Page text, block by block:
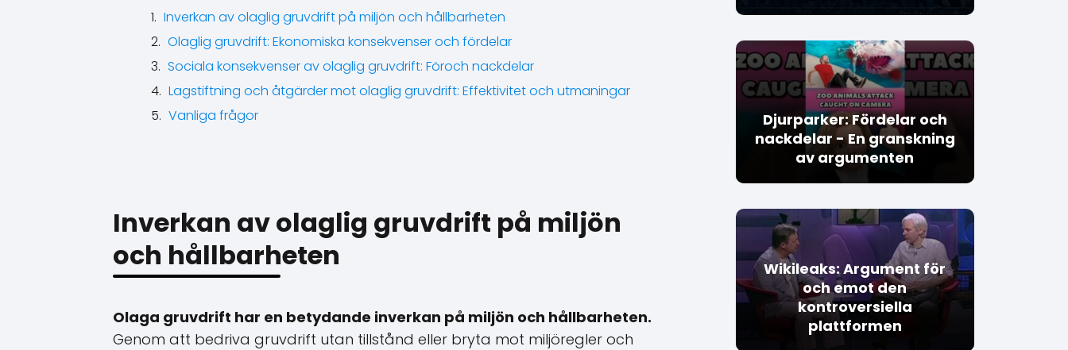
Inverkan av olaglig gruvdrift på miljön och hållbarheten
Olaglig gruvdrift: Ekonomiska konsekvenser och fördelar
Sociala konsekvenser av olaglig gruvdrift: Föroch nackdelar
Lagstiftning och åtgärder mot olaglig gruvdrift: Effektivitet och utmaningar
Vanliga frågor
Inverkan av olaglig gruvdrift på miljön
och hållbarheten
Olaga gruvdrift har en betydande inverkan på miljön och hållbarheten.
Genom att bedriva gruvdrift utan tillstånd eller bryta mot miljöregler och
Djurparker: Fördelar och
nackdelar - En granskning
av argumenten
Wikileaks: Argument för
och emot den
kontroversiella
plattformen